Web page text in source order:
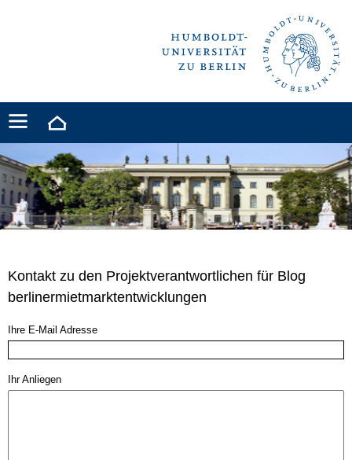
Kontakt zu den Projektverantwortlichen für Blog
berlinermietmarktentwicklungen
Ihre E-Mail Adresse
Ihr Anliegen